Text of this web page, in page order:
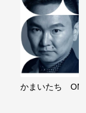
かまいたち